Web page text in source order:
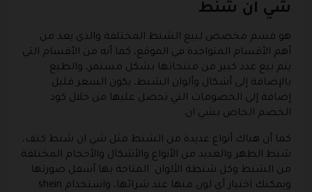
شي ان شنط
هو قسم مخصص لبيع الشنط المختلفة والذي يعد من
أهم الأقسام المتواجدة في الموقع، كما أنه من الأقسام التي
يتم بيع عدد كبير من منتجاتها بشكل مستمر، والطبع
بالإضافة إلى أشكال وألوان الشنط، يكون السعر قليل
إضافة إلى الخصومات التي تحصل عليها من خلال كود
الخصم الخاص بشي ان.
كما أن هناك أنواع عديدة من الشنط مثل شي ان شنط كتف،
شنط الظهر والعديد من الأنواع والأشكال والأحجام المختلفة
من الشنط وكل شنطة الألوان المتاحة بها أسفل صورتها
ويمكنك اختيار أي لون منها عند شرائها، واستخدام shein